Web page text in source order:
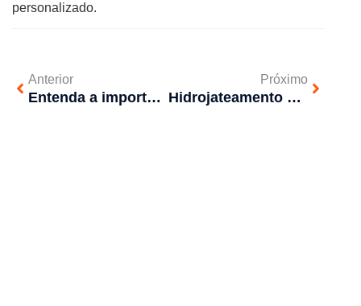
personalizado.
Anterior
Entenda a importância da água de reuso
Próximo
Hidrojateamento ou desentupidores comuns, qual é melhor?